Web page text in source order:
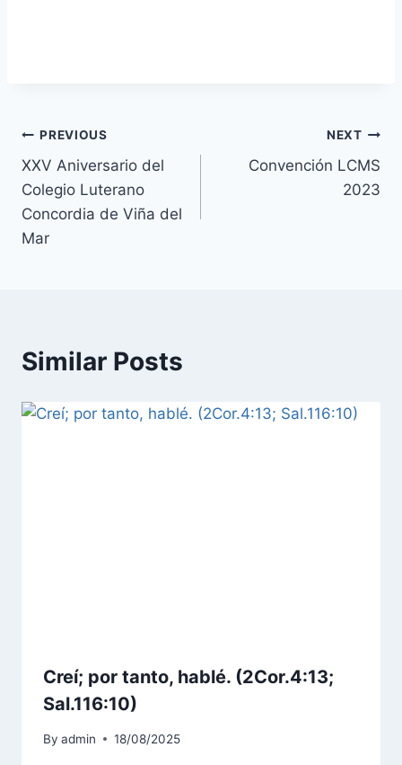
Navegación
de
entradas
PREVIOUS
XXV Aniversario del
Colegio Luterano
Concordia de Viña del
Mar
NEXT
Convención LCMS
2023
Similar Posts
Creí; por tanto, hablé. (2Cor.4:13;
Sal.116:10)
By admin 18/08/2025